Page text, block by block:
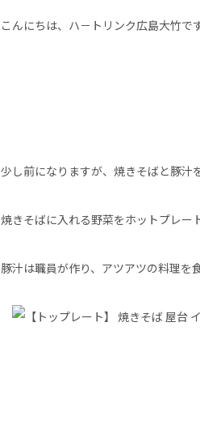
こんにちは、ハ－トリンク広島大竹で
少し前になりますが、焼きそばと豚汁
焼きそばに入れる野菜をホットプレー
豚汁は職員が作り、アツアツの料理を